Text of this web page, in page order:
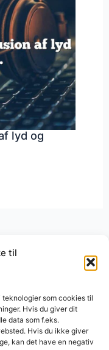
til
som cookies til
Hvis du giver dit
data som f.eks.
Hvis du ikke giver
kan det have en negativ
lyd og